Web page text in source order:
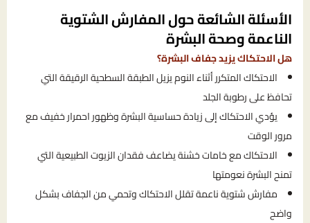
الأسئلة الشائعة حول المفارش الشتوية
الناعمة وصحة البشرة
هل الاحتكاك يزيد جفاف البشرة؟
الاحتكاك المتكرر أثناء النوم يزيل الطبقة السطحية الرقيقة التي
تحافظ على رطوبة الجلد
يؤدي الاحتكاك إلى زيادة حساسية البشرة وظهور احمرار خفيف مع
مرور الوقت
الاحتكاك مع خامات خشنة يضاعف فقدان الزيوت الطبيعية التي
تمنح البشرة نعومتها
مفارش شتوية ناعمة تقلل الاحتكاك وتحمي من الجفاف بشكل
واضح